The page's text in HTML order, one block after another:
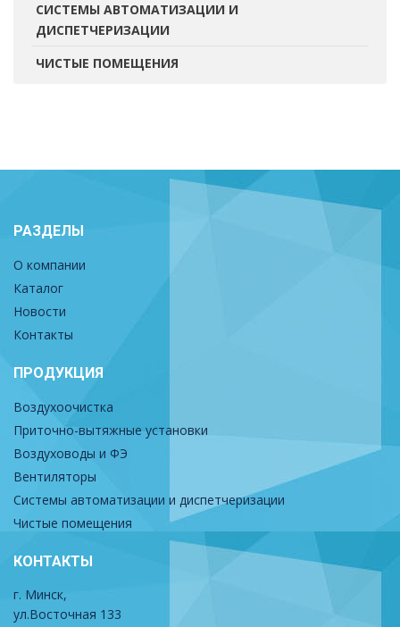
СИСТЕМЫ АВТОМАТИЗАЦИИ И
ДИСПЕТЧЕРИЗАЦИИ
ЧИСТЫЕ ПОМЕЩЕНИЯ
РАЗДЕЛЫ
О компании
Каталог
Новости
Контакты
ПРОДУКЦИЯ
Воздухоочистка
Приточно-вытяжные установки
Воздуховоды и ФЭ
Вентиляторы
Системы автоматизации и диспетчеризации
Чистые помещения
КОНТАКТЫ
г. Минск,
ул.Восточная 133